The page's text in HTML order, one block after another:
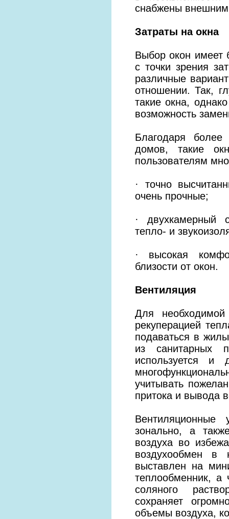
снабжены
Затраты на окна
Выбор окон имеет
с точки зрения
различные
отношении. Так,
такие окна,
возможность
Благодаря
домов, такие
пользователям
· точно
очень прочные;
· двухкамерный
тепло- и
· высокая
близости от окон.
Вентиляция
Для
рекуперацией
подаваться в
из санитарных
используется
учитывать
притока и вывода
Вентиляционные
зонально, а
воздуха во
воздухообмен в
выставлен на
теплообменник, а
соляного
сохраняет
объемы воздуха,